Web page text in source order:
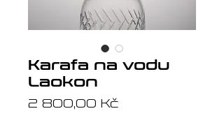
Karafa na vodu
Laokon
2 800,00 KčCena